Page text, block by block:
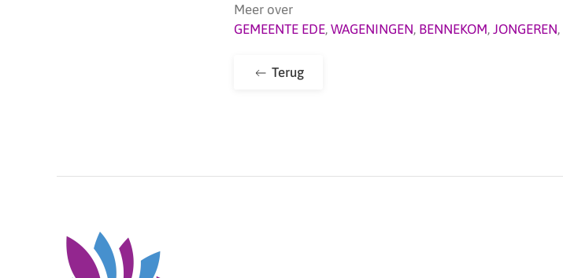
Meer over
GEMEENTE EDE, WAGENINGEN, BENNEKOM, JONGEREN,
Terug